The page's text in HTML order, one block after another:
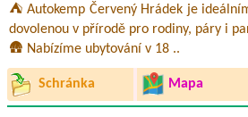
⛺ Autokemp Červený Hrádek je
dovolenou v přírodě pro rodiny, páry i
🛖 Nabízíme ubytování v 18 ..
Schránka Mapa